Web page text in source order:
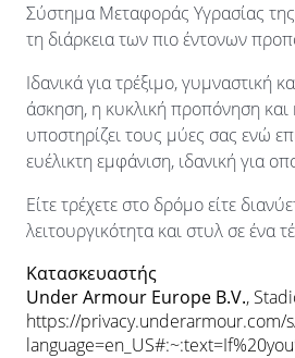
Σύστημα Μεταφοράς Υγρασίας της
τη διάρκεια των πιο έντονων
Ιδανικά για τρέξιμο, γυμναστική
άσκηση, η κυκλική προπόνηση
υποστηρίζει τους μύες σας ενώ
ευέλικτη εμφάνιση, ιδανική για
Είτε τρέχετε στο δρόμο είτε
λειτουργικότητα και στυλ σε
Κατασκευαστής
Under Armour Europe B.V.,
https://privacy.underarmour.com/